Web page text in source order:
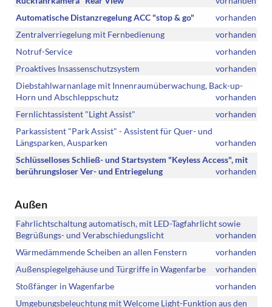
Automatische Distanzregelung ACC "stop & go"
vorhanden
Zentralverriegelung mit Fernbedienung
vorhanden
Notruf-Service
vorhanden
Proaktives Insassenschutzsystem
vorhanden
Diebstahlwarnanlage mit Innenraumüberwachung, Back-up-
Horn und Abschleppschutz
vorhanden
Fernlichtassistent "Light Assist"
vorhanden
Parkassistent "Park Assist" - Assistent für Quer- und
Längsparken, Ausparken
vorhanden
Schlüsselloses Schließ- und Startsystem "Keyless Access", mit
berührungsloser Ver- und Entriegelung
vorhanden
Außen
Fahrlichtschaltung automatisch, mit LED-Tagfahrlicht sowie
Begrüßungs- und Verabschiedungslicht
vorhanden
Wärmedämmende Scheiben an allen Fenstern
vorhanden
Außenspiegelgehäuse und Türgriffe in Wagenfarbe
vorhanden
Stoßfänger in Wagenfarbe
vorhanden
Umgebungsbeleuchtung mit Welcome Light-Funktion aus den